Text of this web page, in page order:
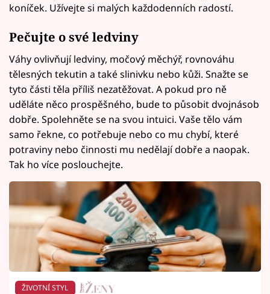
koníček. Užívejte si malých každodenních radostí.
Pečujte o své ledviny
Váhy ovlivňují ledviny, močový měchýř, rovnováhu
tělesných tekutin a také slinivku nebo kůži. Snažte se
tyto části těla příliš nezatěžovat. A pokud pro ně
uděláte něco prospěšného, bude to působit dvojnásob
dobře. Spolehněte se na svou intuici. Vaše tělo vám
samo řekne, co potřebuje nebo co mu chybí, které
potraviny nebo činnosti mu nedělají dobře a naopak.
Tak ho více poslouchejte.
ŽIVOTNÍ STYL